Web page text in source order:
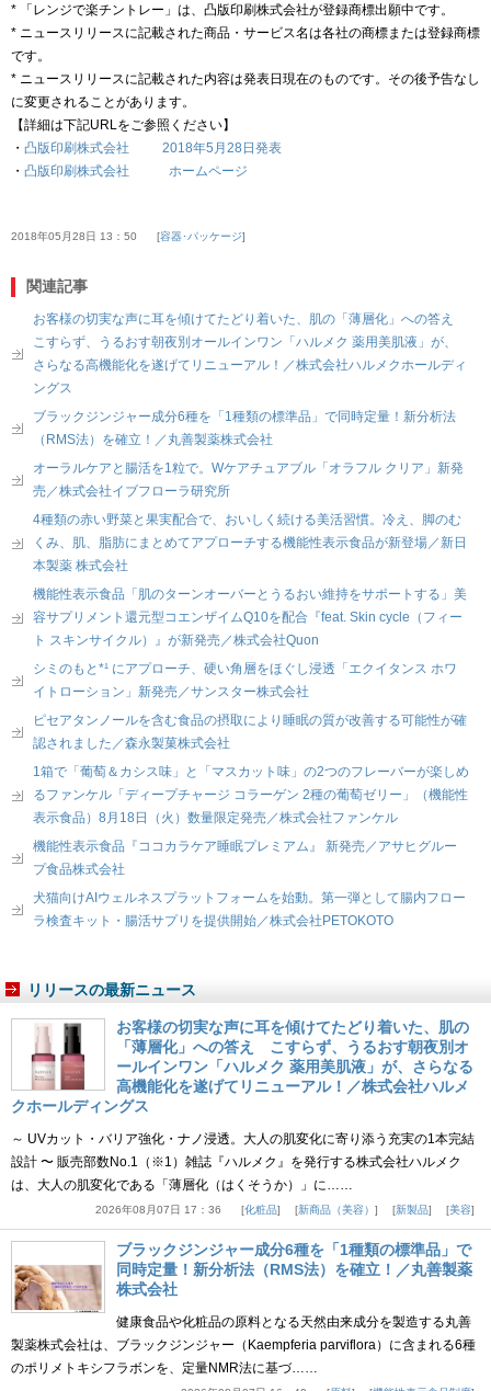
* 「レンジで楽チントレー」は、凸版印刷株式会社が登録商標出願中です。
* ニュースリリースに記載された商品・サービス名は各社の商標または登録商標
です。
* ニュースリリースに記載された内容は発表日現在のものです。その後予告なし
に変更されることがあります。
【詳細は下記URLをご参照ください】
・ 凸版印刷株式会社 2018年5月28日発表
・ 凸版印刷株式会社 ホームページ
2018年05月28日 13：50 容器･パッケージ
関連記事
お客様の切実な声に耳を傾けてたどり着いた、肌の「薄層化」への答え
こすらず、うるおす朝夜別オールインワン「ハルメク 薬用美肌液」が、
さらなる高機能化を遂げてリニューアル！／株式会社ハルメクホールディ
ングス
ブラックジンジャー成分6種を「1種類の標準品」で同時定量！新分析法
（RMS法）を確立！／丸善製薬株式会社
オーラルケアと腸活を1粒で。Wケアチュアブル「オラフル クリア」新発
売／株式会社イブフローラ研究所
4種類の赤い野菜と果実配合で、おいしく続ける美活習慣。冷え、脚のむ
くみ、肌、脂肪にまとめてアプローチする機能性表示食品が新登場／新日
本製薬 株式会社
機能性表示食品「肌のターンオーバーとうるおい維持をサポートする」美
容サプリメント還元型コエンザイムQ10を配合『feat. Skin cycle（フィー
ト スキンサイクル）』が新発売／株式会社Quon
シミのもと*¹ にアプローチ、硬い角層をほぐし浸透「エクイタンス ホワ
イトローション」新発売／サンスター株式会社
ピセアタンノールを含む食品の摂取により睡眠の質が改善する可能性が確
認されました／森永製菓株式会社
1箱で「葡萄＆カシス味」と「マスカット味」の2つのフレーバーが楽しめ
るファンケル「ディープチャージ コラーゲン 2種の葡萄ゼリー」（機能性
表示食品）8月18日（火）数量限定発売／株式会社ファンケル
機能性表示食品『ココカラケア睡眠プレミアム』 新発売／アサヒグルー
プ食品株式会社
犬猫向けAIウェルネスプラットフォームを始動。第一弾として腸内フロー
ラ検査キット・腸活サプリを提供開始／株式会社PETOKOTO
リリースの最新ニュース
お客様の切実な声に耳を傾けてたどり着いた、肌の
「薄層化」への答え こすらず、うるおす朝夜別オ
ールインワン「ハルメク 薬用美肌液」が、さらなる
高機能化を遂げてリニューアル！／株式会社ハルメ
クホールディングス
～ UVカット・バリア強化・ナノ浸透。大人の肌変化に寄り添う充実の1本完結
設計 〜 販売部数No.1（※1）雑誌『ハルメク』を発行する株式会社ハルメク
は、大人の肌変化である「薄層化（はくそうか）」に……
2026年08月07日 17：36 化粧品 新商品（美容） 新製品 美容
ブラックジンジャー成分6種を「1種類の標準品」で
同時定量！新分析法（RMS法）を確立！／丸善製薬
株式会社
健康食品や化粧品の原料となる天然由来成分を製造する丸善
製薬株式会社は、ブラックジンジャー（Kaempferia parviflora）に含まれる6種
のポリメトキシフラボンを、定量NMR法に基づ……